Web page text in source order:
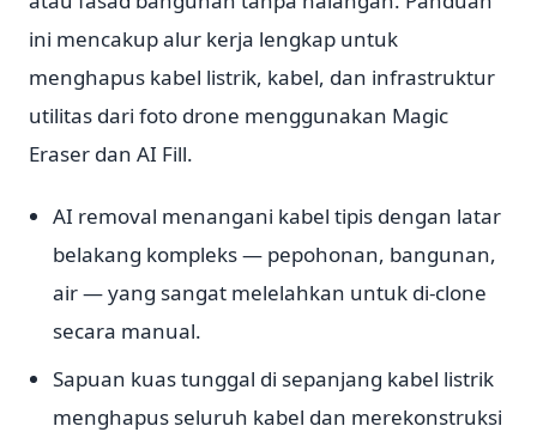
ini mencakup alur kerja lengkap untuk
menghapus kabel listrik, kabel, dan infrastruktur
utilitas dari foto drone menggunakan Magic
Eraser dan AI Fill.
AI removal menangani kabel tipis dengan latar
belakang kompleks — pepohonan, bangunan,
air — yang sangat melelahkan untuk di-clone
secara manual.
Sapuan kuas tunggal di sepanjang kabel listrik
menghapus seluruh kabel dan merekonstruksi